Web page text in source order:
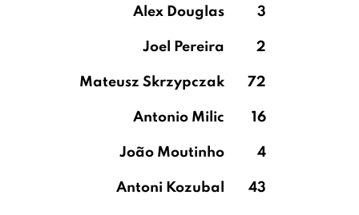
Alex Douglas 3
Joel Pereira 2
Mateusz Skrzypczak 72
Antonio Milic 16
João Moutinho 4
Antoni Kozubal 43